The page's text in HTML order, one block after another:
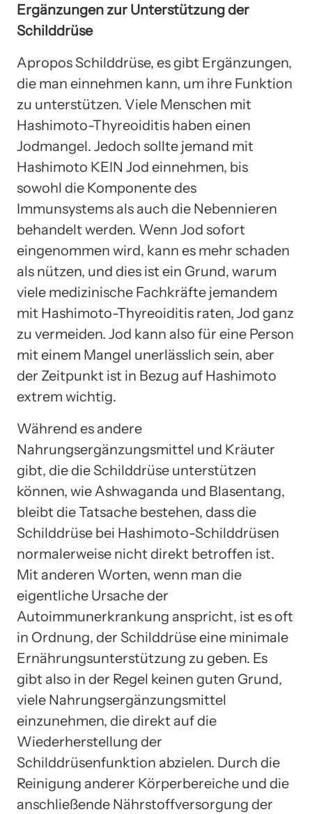
Ergänzungen zur Unterstützung der
Schilddrüse
Apropos Schilddrüse, es gibt Ergänzungen,
die man einnehmen kann, um ihre Funktion
zu unterstützen. Viele Menschen mit
Hashimoto-Thyreoiditis haben einen
Jodmangel. Jedoch sollte jemand mit
Hashimoto KEIN Jod einnehmen, bis
sowohl die Komponente des
Immunsystems als auch die Nebennieren
behandelt werden. Wenn Jod sofort
eingenommen wird, kann es mehr schaden
als nützen, und dies ist ein Grund, warum
viele medizinische Fachkräfte jemandem
mit Hashimoto-Thyreoiditis raten, Jod ganz
zu vermeiden. Jod kann also für eine Person
mit einem Mangel unerlässlich sein, aber
der Zeitpunkt ist in Bezug auf Hashimoto
extrem wichtig.
Während es andere
Nahrungsergänzungsmittel und Kräuter
gibt, die die Schilddrüse unterstützen
können, wie Ashwaganda und Blasentang,
bleibt die Tatsache bestehen, dass die
Schilddrüse bei Hashimoto-Schilddrüsen
normalerweise nicht direkt betroffen ist.
Mit anderen Worten, wenn man die
eigentliche Ursache der
Autoimmunerkrankung anspricht, ist es oft
in Ordnung, der Schilddrüse eine minimale
Ernährungsunterstützung zu geben. Es
gibt also in der Regel keinen guten Grund,
viele Nahrungsergänzungsmittel
einzunehmen, die direkt auf die
Wiederherstellung der
Schilddrüsenfunktion abzielen. Durch die
Reinigung anderer Körperbereiche und die
anschließende Nährstoffversorgung der